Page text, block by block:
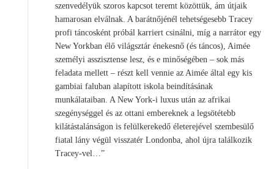
szenvedélyük szoros kapcsot teremt közöttük, ám útjaik
hamarosan elválnak. A barátnőjénél tehetségesebb Tracey
profi táncosként próbál karriert csinálni, míg a narrátor egy
New Yorkban élő világsztár énekesnő (és táncos), Aimée
személyi asszisztense lesz, és e minőségében – sok más
feladata mellett – részt kell vennie az Aimée által egy kis
gambiai faluban alapított iskola beindításának
munkálataiban. A New York-i luxus után az afrikai
szegénységgel és az ottani embereknek a legsötétebb
kilátástalánságon is felülkerekedő életerejével szembesülő
fiatal lány végül visszatér Londonba, ahol újra találkozik
Tracey-vel…”